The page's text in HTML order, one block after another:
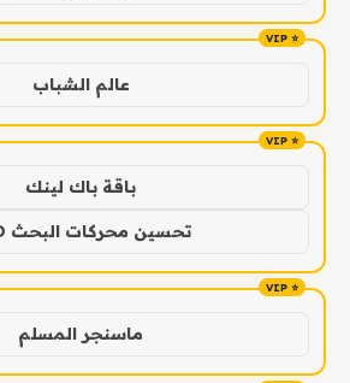
عالم الشباب
باقة باك لينك
تحسين محركات البحث SEO
ماسنجر المسلم